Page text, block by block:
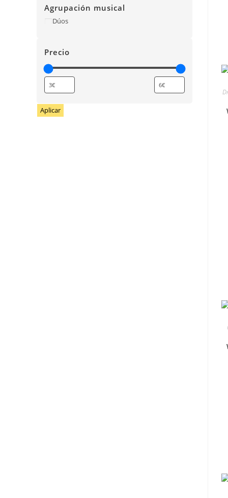
Agrupación musical
Agrupación
Dúos
Precio
Aplicar